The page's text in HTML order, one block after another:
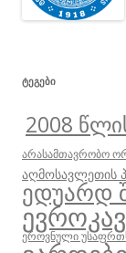
ᲢᲔᲒᲔᲑᲘ
2008
არასამთავრობო
აღმოსავლეთის
ედუარდ
ეროვნული